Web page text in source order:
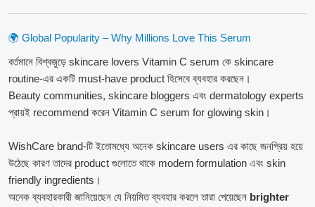
🌍 Global Popularity – Why Millions Love This Serum
বর্তমানে বিশ্বজুড়ে skincare lovers Vitamin C serum কে skincare
routine-এর একটি must-have product হিসেবে ব্যবহার করছেন।
Beauty communities, skincare bloggers এবং dermatology experts
প্রায়ই recommend করেন Vitamin C serum for glowing skin।
WishCare brand-টি ইতোমধ্যে অনেক skincare users এর কাছে জনপ্রিয় হয়ে
উঠেছে কারণ তাদের product গুলোতে থাকে modern formulation এবং skin
friendly ingredients।
অনেক ব্যবহারকারী জানিয়েছেন যে নিয়মিত ব্যবহার করলে তারা পেয়েছেন brighter